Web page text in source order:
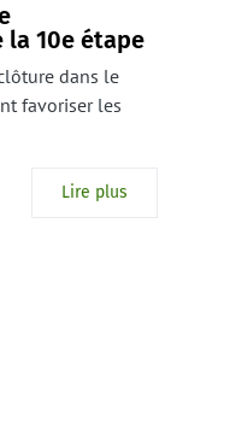
10e étape
dans le
favoriser les
Lire plus